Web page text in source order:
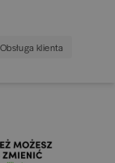
Obsługa klienta